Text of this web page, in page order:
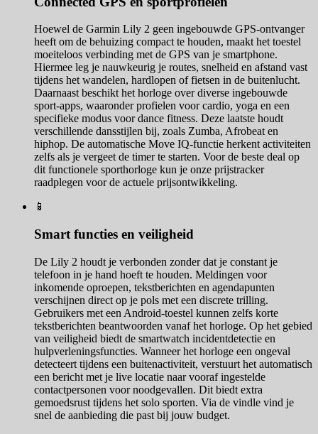
Hoewel de Garmin Lily 2 geen ingebouwde GPS-ontvanger
heeft om de behuizing compact te houden, maakt het toestel
moeiteloos verbinding met de GPS van je smartphone.
Hiermee leg je nauwkeurig je routes, snelheid en afstand vast
tijdens het wandelen, hardlopen of fietsen in de buitenlucht.
Daarnaast beschikt het horloge over diverse ingebouwde
sport-apps, waaronder profielen voor cardio, yoga en een
specifieke modus voor dance fitness. Deze laatste houdt
verschillende dansstijlen bij, zoals Zumba, Afrobeat en
hiphop. De automatische Move IQ-functie herkent activiteiten
zelfs als je vergeet de timer te starten. Voor de beste deal op
dit functionele sporthorloge kun je onze prijstracker
raadplegen voor de actuele prijsontwikkeling.
📱
Smart functies en veiligheid
De Lily 2 houdt je verbonden zonder dat je constant je
telefoon in je hand hoeft te houden. Meldingen voor
inkomende oproepen, tekstberichten en agendapunten
verschijnen direct op je pols met een discrete trilling.
Gebruikers met een Android-toestel kunnen zelfs korte
tekstberichten beantwoorden vanaf het horloge. Op het gebied
van veiligheid biedt de smartwatch incidentdetectie en
hulpverleningsfuncties. Wanneer het horloge een ongeval
detecteert tijdens een buitenactiviteit, verstuurt het automatisch
een bericht met je live locatie naar vooraf ingestelde
contactpersonen voor noodgevallen. Dit biedt extra
gemoedsrust tijdens het solo sporten. Via de vindle vind je
snel de aanbieding die past bij jouw budget.